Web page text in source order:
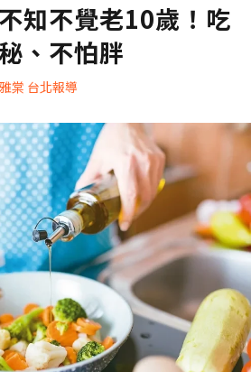
知不覺老10歲！吃
、不怕胖
棠 台北報導